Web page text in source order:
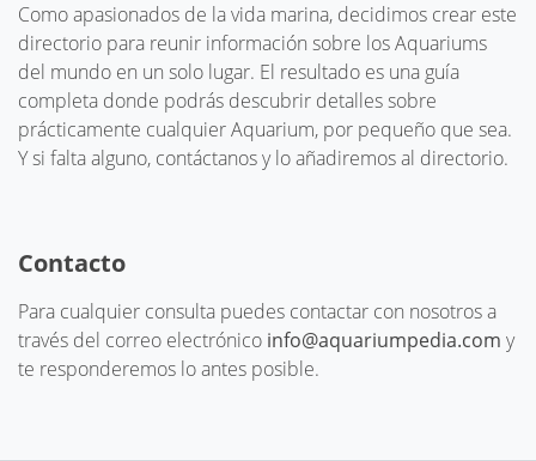
Como apasionados de la vida marina, decidimos crear este
directorio para reunir información sobre los Aquariums
del mundo en un solo lugar. El resultado es una guía
completa donde podrás descubrir detalles sobre
prácticamente cualquier Aquarium, por pequeño que sea.
Y si falta alguno, contáctanos y lo añadiremos al directorio.
Contacto
Para cualquier consulta puedes contactar con nosotros a
través del correo electrónico info@aquariumpedia.com y
te responderemos lo antes posible.